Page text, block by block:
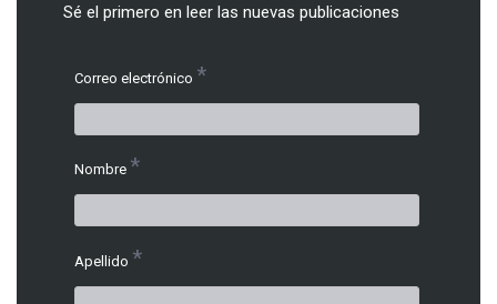
Sé el primero en leer las nuevas publicaciones
Correo electrónico *
Nombre *
Apellido *